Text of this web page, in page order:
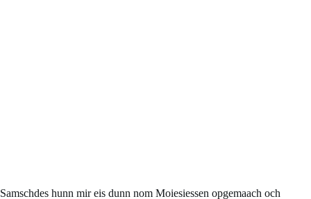
Samschdes hunn mir eis dunn nom Moiesiessen opgemaach och